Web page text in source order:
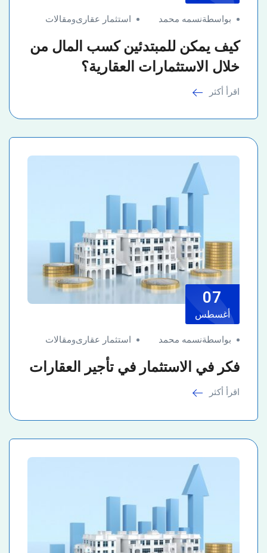
بواسطةنسمه محمد استثمار عقارىومقالات
كيف يمكن للمبتدئين كسب المال من
خلال الاستثمارات العقارية؟
اقرأ أكثر
07
أغسطس
بواسطةنسمه محمد استثمار عقارىومقالات
فكر في الاستثمار في تأجير العقارات
اقرأ أكثر